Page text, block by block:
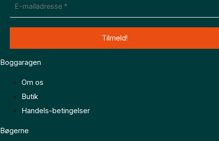
Boggaragen
Om os
Butik
Handels-betingelser
Bøgerne